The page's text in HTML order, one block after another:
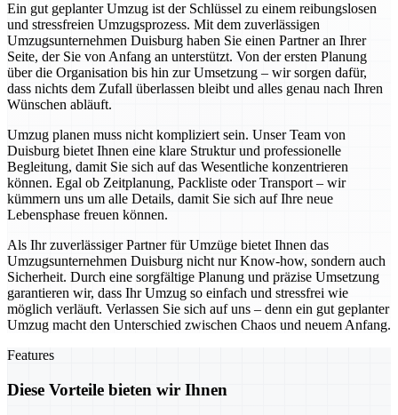
Ein gut geplanter Umzug ist der Schlüssel zu einem reibungslosen
und stressfreien Umzugsprozess. Mit dem zuverlässigen
Umzugsunternehmen Duisburg haben Sie einen Partner an Ihrer
Seite, der Sie von Anfang an unterstützt. Von der ersten Planung
über die Organisation bis hin zur Umsetzung – wir sorgen dafür,
dass nichts dem Zufall überlassen bleibt und alles genau nach Ihren
Wünschen abläuft.
Umzug planen muss nicht kompliziert sein. Unser Team von
Duisburg bietet Ihnen eine klare Struktur und professionelle
Begleitung, damit Sie sich auf das Wesentliche konzentrieren
können. Egal ob Zeitplanung, Packliste oder Transport – wir
kümmern uns um alle Details, damit Sie sich auf Ihre neue
Lebensphase freuen können.
Als Ihr zuverlässiger Partner für Umzüge bietet Ihnen das
Umzugsunternehmen Duisburg nicht nur Know-how, sondern auch
Sicherheit. Durch eine sorgfältige Planung und präzise Umsetzung
garantieren wir, dass Ihr Umzug so einfach und stressfrei wie
möglich verläuft. Verlassen Sie sich auf uns – denn ein gut geplanter
Umzug macht den Unterschied zwischen Chaos und neuem Anfang.
Features
Diese Vorteile bieten wir Ihnen